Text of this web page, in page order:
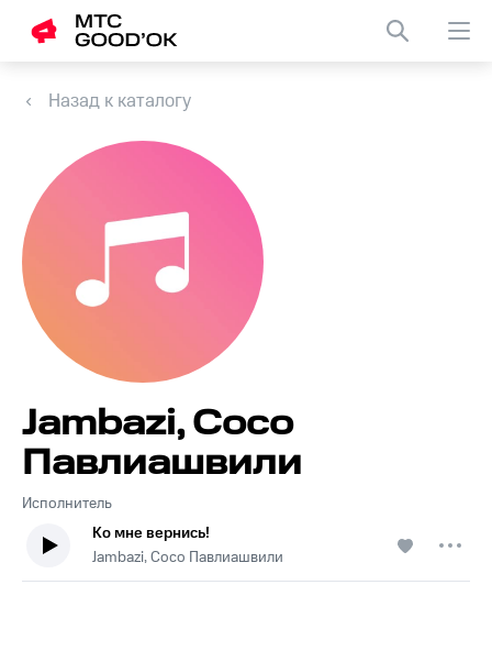
Назад к каталогу
Исполнитель
Jambazi, Сосо
Павлиашвили
Ко мне вернись!
Jambazi, Сосо Павлиашвили